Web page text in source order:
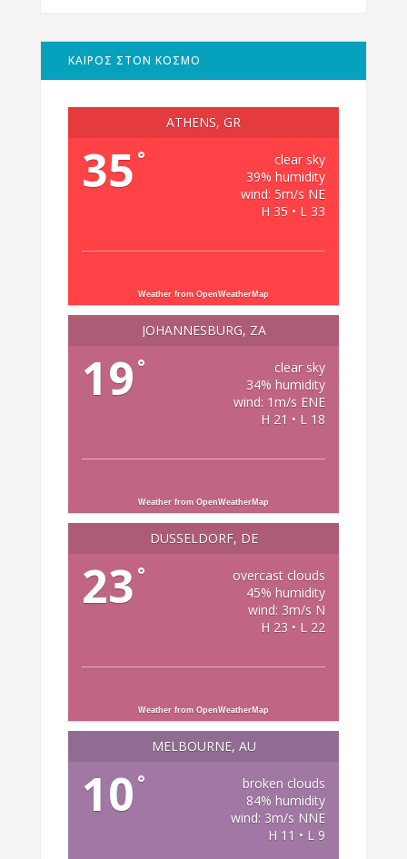
ΚΑΙΡΟΣ ΣΤΟΝ ΚΟΣΜΟ
ATHENS, GR
35 °
clear sky
39% humidity
wind: 5m/s NE
H 35 • L 33
Weather from OpenWeatherMap
JOHANNESBURG, ZA
19 °
clear sky
34% humidity
wind: 1m/s ENE
H 21 • L 18
Weather from OpenWeatherMap
DÜSSELDORF, DE
23 °
overcast clouds
45% humidity
wind: 3m/s N
H 23 • L 22
Weather from OpenWeatherMap
MELBOURNE, AU
10 °
broken clouds
84% humidity
wind: 3m/s NNE
H 11 • L 9